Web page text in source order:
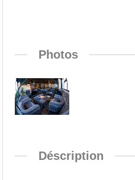
Photos
Déscription